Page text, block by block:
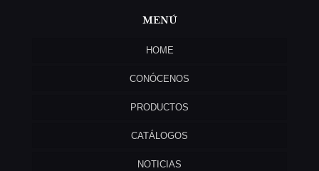
MENÚ
HOME
CONÓCENOS
PRODUCTOS
CATÁLOGOS
NOTICIAS